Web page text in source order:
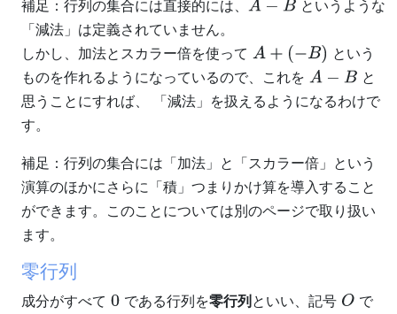
補足：行列の集合には直接的には、 A−B
というような
「減法」は定義されていません。
しかし、加法とスカラー倍を使って A+(− B)
という
ものを作れるようになっているので、これを A−B
と
思うことにすれば、 「減法」を扱えるようになるわけで
す。
補足：行列の集合には「加法」と「スカラー倍」という
演算のほかにさらに「積」つまりかけ算を導入すること
ができます。このことについては別のページで取り扱い
ます。
零行列
成分がすべて 0である行列を零行列といい、記号 Oで